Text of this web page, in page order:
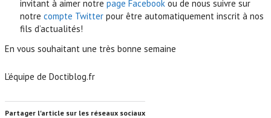
invitant à aimer notre page Facebook ou de nous suivre sur
notre compte Twitter pour être automatiquement inscrit à nos
fils d’actualités!
En vous souhaitant une très bonne semaine
L’équipe de Doctiblog.fr
Partager l'article sur les réseaux sociaux